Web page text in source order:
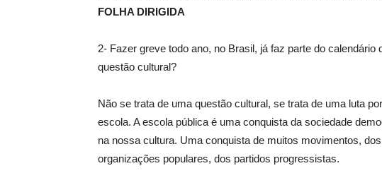
FOLHA DIRIGIDA
2- Fazer greve todo ano, no Brasil, já faz parte do
questão cultural?
Não se trata de uma questão cultural, se trata de uma luta
escola. A escola pública é uma conquista da sociedade
na nossa cultura. Uma conquista de muitos movimentos,
organizações populares, dos partidos progressistas.